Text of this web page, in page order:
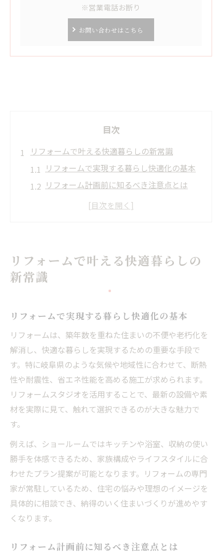
※営業電話お断り
お問い合わせはこちら
目次
リフォームで叶える快適暮らしの新常識
リフォームで実現する暮らし快適化の基本
リフォーム計画前に知るべき注意点とは
岐阜県の暮らしに合うリフォーム事例紹介
スタジオ活用が住まいに与える変化とは
リフォームスタジオ体験で住まい発見のヒ
リフォームに役立つスタジオ活用術の実例
スタジオ見学がリフォーム成功へ導く理由
スタジオで学ぶ最新リフォーム事例の魅力
リフォーム相談に最適なスタジオ活用方法
岐阜県でリフォームを考えるなら今が狙い目
岐阜県でリフォームを始める最適なタイミ
ング
リフォーム需要が高まる理由とその背景
リフォーム相談が増える季節的な傾向とは
岐阜県ならではのリフォーム事情の特徴
暮らしを豊かにする省エネリフォームの魅力
リフォームで叶える省エネ住宅の基本知識
リフォーム補助金を活用した省エネ事例
リフォームで叶える快適暮らしの
新常識
リフォームで実現する暮らし快適化の基本
リフォームは、築年数を重ねた住まいの不便や老朽化を
解消し、快適な暮らしを実現するための重要な手段で
す。特に岐阜県のような気候や地域性に合わせて、断熱
性や耐震性、省エネ性能を高める施工が求められます。
リフォームスタジオを活用することで、最新の設備や素
材を実際に見て、触れて選択できるのが大きな魅力で
す。
例えば、ショールームではキッチンや浴室、収納の使い
勝手を体感できるため、家族構成やライフスタイルに合
わせたプラン提案が可能となります。リフォームの専門
家が常駐しているため、住宅の悩みや理想のイメージを
具体的に相談でき、納得のいく住まいづくりが進めやす
くなります。
リフォーム計画前に知るべき注意点とは